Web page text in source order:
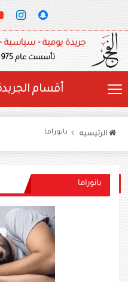
جريدة يومية -
تأسست عام 1975
أقسام
الرئيسيه بانوراما
بانوراما